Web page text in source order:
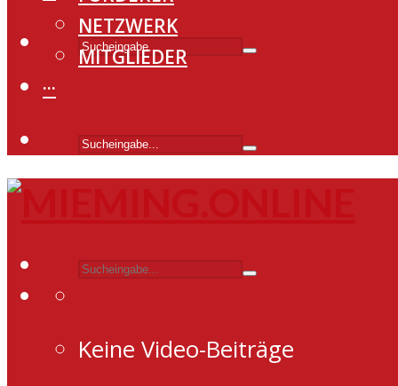
NETZWERK
MITGLIEDER
···
Keine Video-Beiträge